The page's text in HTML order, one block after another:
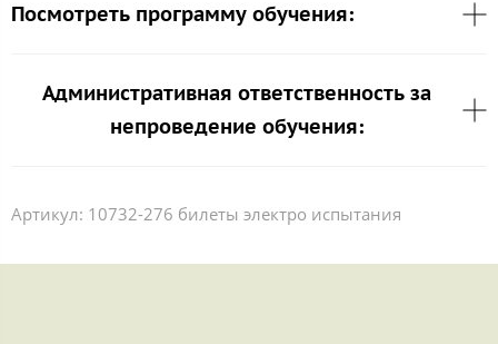
Посмотреть программу обучения:
Административная ответственность за
непроведение обучения:
Артикул: 10732-276 билеты электро испытания